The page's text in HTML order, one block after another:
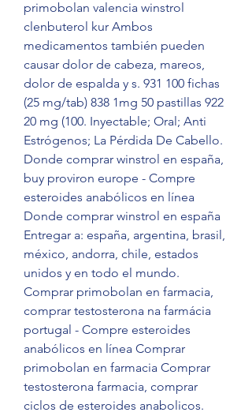
primobolan valencia winstrol
clenbuterol kur Ambos
medicamentos también pueden
causar dolor de cabeza, mareos,
dolor de espalda y s. 931 100 fichas
(25 mg/tab) 838 1mg 50 pastillas 922
20 mg (100. Inyectable; Oral; Anti
Estrógenos; La Pérdida De Cabello.
Donde comprar winstrol en españa,
buy proviron europe - Compre
esteroides anabólicos en línea
Donde comprar winstrol en españa
Entregar a: españa, argentina, brasil,
méxico, andorra, chile, estados
unidos y en todo el mundo.
Comprar primobolan en farmacia,
comprar testosterona na farmácia
portugal - Compre esteroides
anabólicos en línea Comprar
primobolan en farmacia Comprar
testosterona farmacia, comprar
ciclos de esteroides anabolicos.